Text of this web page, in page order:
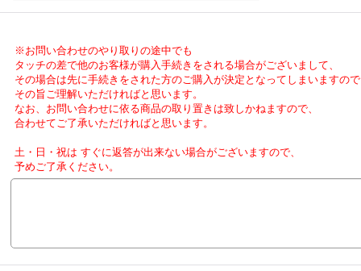
※お問い合わせのやり取りの途中でも
タッチの差で他のお客様が購入手続きをされる場合がございまして、
その場合は先に手続きをされた方のご購入が決定となってしまいますので
その旨ご理解いただければと思います。
なお、お問い合わせに依る商品の取り置きは致しかねますので、
合わせてご了承いただければと思います。
土・日・祝は すぐに返答が出来ない場合がございますので、
予めご了承ください。